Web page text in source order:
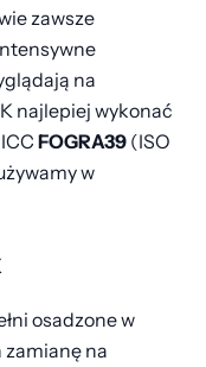
zawsze
na
najlepiej wykonać
FOGRA39 (ISO
w
osadzone w
zamianę na